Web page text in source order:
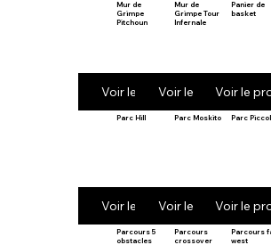
Mur de
Grimpe
Pitchoun
Voir le produit
Mur de
Grimpe Tour
Infernale
Voir le produit
Panier de
basket
Voir le
Parc Hill
Voir le produit
Parc Moskito
Voir le produit
Parc
Voir le
Parcours 5
obstacles
Parcours
crossover
Parcours
west